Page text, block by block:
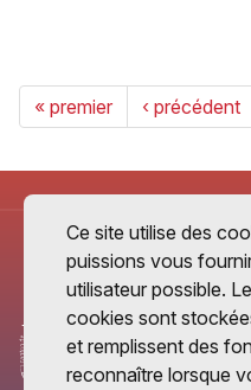
« premier ‹ précédent
Ce site utilise des
puissions vous
utilisateur possible.
cookies sont
et remplissent des
reconnaître lorsque